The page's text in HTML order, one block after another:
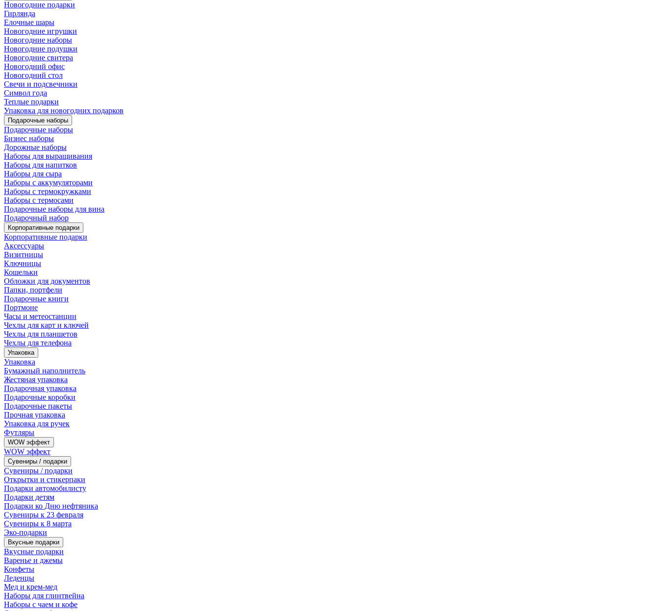
Новогодние подарки
Гирлянда
Елочные шары
Новогодние игрушки
Новогодние наборы
Новогодние подушки
Новогодние свитера
Новогодний офис
Новогодний стол
Свечи и подсвечники
Символ года
Теплые подарки
Упаковка для новогодних подарков
Подарочные наборы
Подарочные наборы
Бизнес наборы
Дорожные наборы
Наборы для выращивания
Наборы для напитков
Наборы для сыра
Наборы с аккумуляторами
Наборы с термокружками
Наборы с термосами
Подарочные наборы для вина
Подарочный набор
Корпоративные подарки
Корпоративные подарки
Аксессуары
Визитницы
Ключницы
Кошельки
Обложки для документов
Папки, портфели
Подарочные книги
Портмоне
Часы и метеостанции
Чехлы для карт и ключей
Чехлы для планшетов
Чехлы для телефона
Упаковка
Упаковка
Бумажный наполнитель
Жестяная упаковка
Подарочная упаковка
Подарочные коробки
Подарочные пакеты
Прочная упаковка
Упаковка для ручек
Футляры
WOW эффект
WOW эффект
Сувениры / подарки
Сувениры / подарки
Открытки и стикерпаки
Подарки автомобилисту
Подарки детям
Подарки ко Дню нефтяника
Сувениры к 23 февраля
Сувениры к 8 марта
Эко-подарки
Вкусные подарки
Вкусные подарки
Варенье и джемы
Конфеты
Леденцы
Мед и крем-мед
Наборы для глинтвейна
Наборы с чаем и кофе